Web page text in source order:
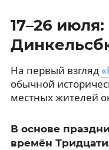
17–26
На первый взгляд
обычной
местных жителей
В основе
времён